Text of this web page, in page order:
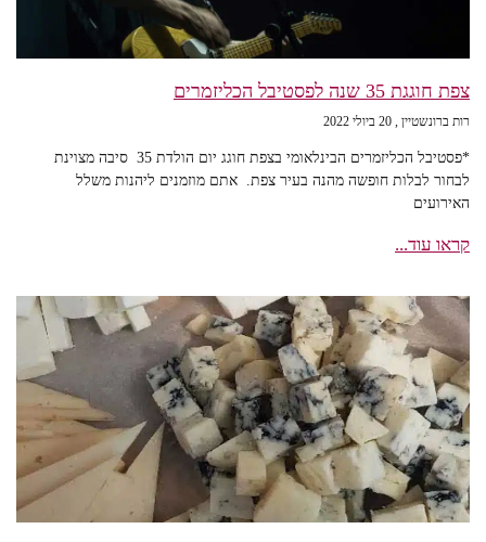
צפת חוגגת 35 שנה לפסטיבל הכליזמרים
רות ברונשטיין 20 ביולי 2022
*פסטיבל הכליזמרים הבינלאומי בצפת חוגג יום הולדת 35 סיבה מצוינת
לבחור לבלות חופשה מהנה בעיר צפת. אתם מוזמנים ליהנות משלל
האירועים
קראו עוד...